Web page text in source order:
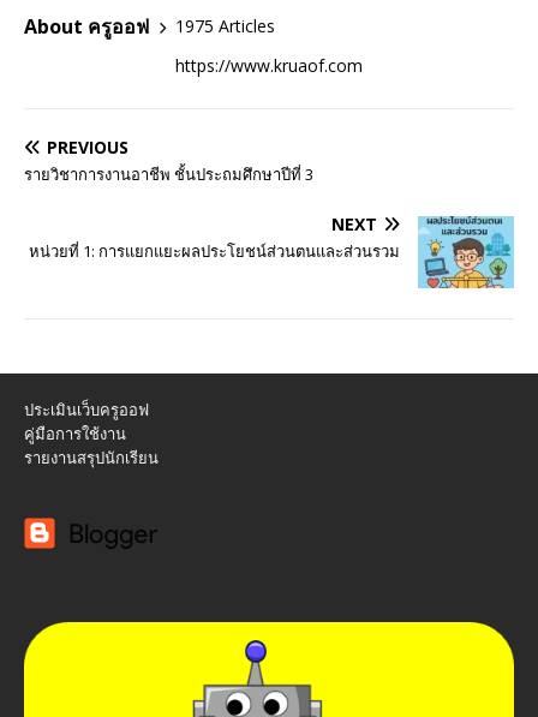
About ครูออฟ
1975 Articles
https://www.kruaof.com
PREVIOUS
รายวิชาการงานอาชีพ ชั้นประถมศึกษาปีที่ 3
NEXT
หน่วยที่ 1: การแยกแยะผลประโยชน์ส่วนตนและส่วนรวม
ประเมินเว็บครูออฟ
คู่มือการใช้งาน
รายงานสรุปนักเรียน